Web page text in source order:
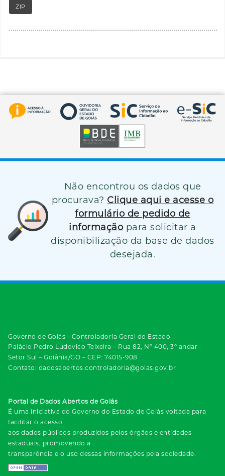
ZIP
Não encontrou os dados que
procurava? Clique aqui e acesse o
formulário de pedido de
informação para solicitar a
disponibilização da base de dados
desejada.
Governo de Goiás - Controladoria Geral do Estado
Palácio Pedro Ludovico Teixeira – Rua 82, Nº 400, 3º andar
Setor Sul – Goiânia/GO – CEP: 74015-908
Contato: dadosabertos.controladoria@goias.gov.br
Portal de Dados Abertos de Goiás
É uma iniciativa do Governo do Estado de Goiás voltada para
facilitar o acesso
aos dados públicos produzidos pelos órgãos e entidades
estaduais, promovendo a
transparência e o uso dessas informações pela sociedade.